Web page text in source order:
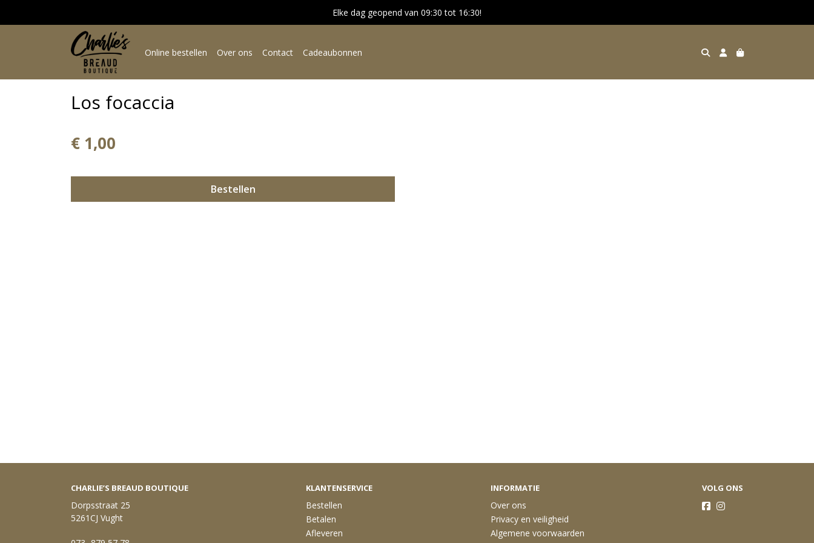
Elke dag geopend van 09:30 tot 16:30!
Online bestellen Over ons Contact Cadeaubonnen
Los focaccia
€ 1,00
Bestellen
CHARLIE’S BREAUD BOUTIQUE
Dorpsstraat 25
5261CJ Vught
KLANTENSERVICE
Bestellen
Betalen
Afleveren
INFORMATIE
Over ons
Privacy en veiligheid
Algemene voorwaarden
VOLG ONS